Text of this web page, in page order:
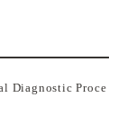
Diagnostic Proce